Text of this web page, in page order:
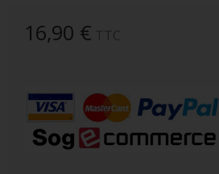
FIGURINE POP ROYALS FAMILY
FIGURINES POP AUTRES COMICS
POP PROTECTION
16,90 €